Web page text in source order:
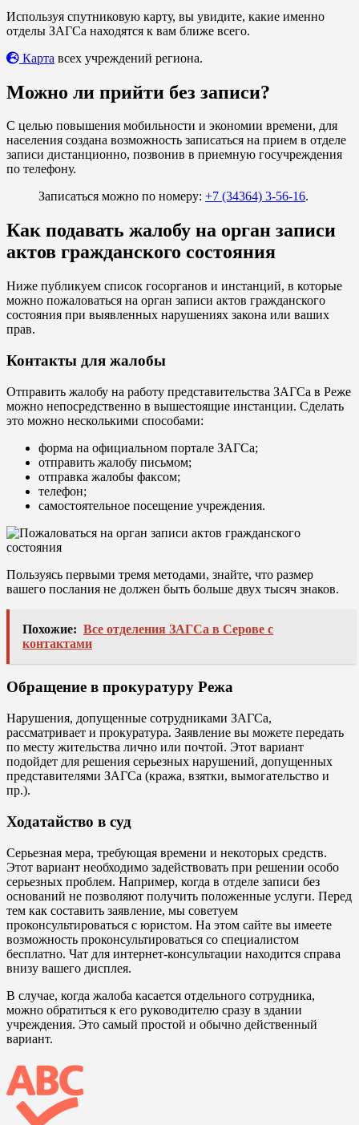
Используя спутниковую карту, вы увидите, какие именно
отделы ЗАГСа находятся к вам ближе всего.
Карта всех учреждений региона.
Можно ли прийти без записи?
С целью повышения мобильности и экономии времени, для
населения создана возможность записаться на прием в отделе
записи дистанционно, позвонив в приемную госучреждения
по телефону.
Записаться можно по номеру: +7 (34364) 3-56-16.
Как подавать жалобу на орган записи
актов гражданского состояния
Ниже публикуем список госорганов и инстанций, в которые
можно пожаловаться на орган записи актов гражданского
состояния при выявленных нарушениях закона или ваших
прав.
Контакты для жалобы
Отправить жалобу на работу представительства ЗАГСа в Реже
можно непосредственно в вышестоящие инстанции. Сделать
это можно несколькими способами:
форма на официальном портале ЗАГСа;
отправить жалобу письмом;
отправка жалобы факсом;
телефон;
самостоятельное посещение учреждения.
Пользуясь первыми тремя методами, знайте, что размер
вашего послания не должен быть больше двух тысяч знаков.
Похожие: Все отделения ЗАГСа в Серове с
контактами
Обращение в прокуратуру Режа
Нарушения, допущенные сотрудниками ЗАГСа,
рассматривает и прокуратура. Заявление вы можете передать
по месту жительства лично или почтой. Этот вариант
подойдет для решения серьезных нарушений, допущенных
представителями ЗАГСа (кража, взятки, вымогательство и
пр.).
Ходатайство в суд
Серьезная мера, требующая времени и некоторых средств.
Этот вариант необходимо задействовать при решении особо
серьезных проблем. Например, когда в отделе записи без
оснований не позволяют получить положенные услуги. Перед
тем как составить заявление, мы советуем
проконсультироваться с юристом. На этом сайте вы имеете
возможность проконсультироваться со специалистом
бесплатно. Чат для интернет-консультации находится справа
внизу вашего дисплея.
В случае, когда жалоба касается отдельного сотрудника,
можно обратиться к его руководителю сразу в здании
учреждения. Это самый простой и обычно действенный
вариант.